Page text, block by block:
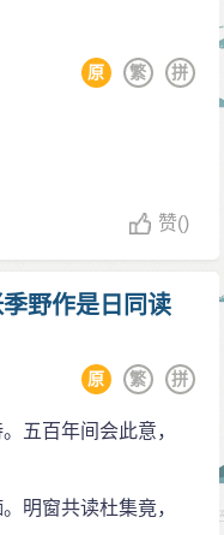
拼
繁
原
赞()
野作是日同读
拼
繁
原
五百年间会此意，
明窗共读杜集竟，